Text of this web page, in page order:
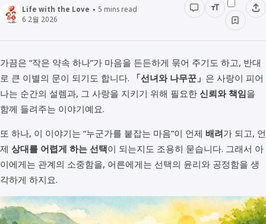
우리동네이야기
데이터관리
용어공부
Life with the Love 5 mins read
6 2월 2026
가끔은 “작은 약속 하나”가 마음을 든든하게 묶어 주기도 하고, 반대
로 큰 이별의 문이 되기도 합니다.
「선녀와 나무꾼」 은 사랑이 피어
나는 순간의 설렘과, 그 사랑을 지키기 위해 필요한 신뢰와 책임을
함께 들려주는 이야기예요.
또 하나, 이 이야기는 “누군가를 붙잡는 마음”이 언제 배려가 되고, 언
제 상대를 어렵게 하는 선택이 되는지도 조용히 묻습니다. 그래서 아
이에게는 관계의 소중함을, 어른에게는 선택의 윤리와 공정함을 생
각하게 하지요.